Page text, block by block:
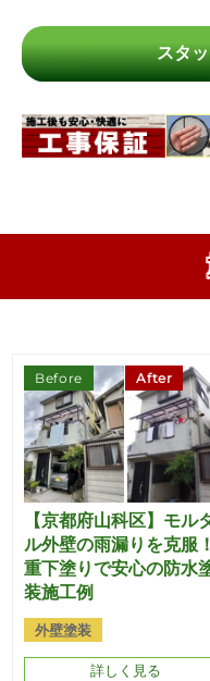
スタ
Before After
【京都府山科区】モル
ル外壁の雨漏りを克服
重下塗りで安心の防水
装施工例
外壁塗装
詳しく見る